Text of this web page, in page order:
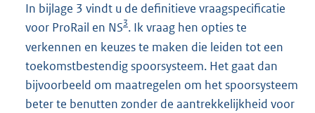
In bijlage 3 vindt u de definitieve vraagspecificatie
voor ProRail en NS3. Ik vraag hen opties te
verkennen en keuzes te maken die leiden tot een
toekomstbestendig spoorsysteem. Het gaat dan
bijvoorbeeld om maatregelen om het spoorsysteem
beter te benutten zonder de aantrekkelijkheid voor